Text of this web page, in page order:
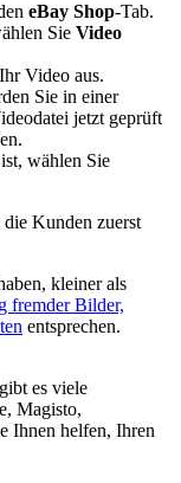
eBay Shop-Tab.
Sie Video
Video aus.
Sie in einer
jetzt geprüft
wählen Sie
Kunden zuerst
kleiner als
fremder Bilder,
entsprechen.
es viele
Magisto,
Ihnen helfen, Ihren